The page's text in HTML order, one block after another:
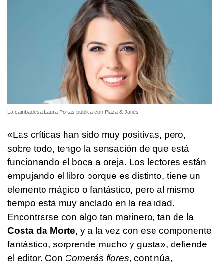
La cambadesa Laura Portas publica con Plaza & Janés
«Las críticas han sido muy positivas, pero,
sobre todo, tengo la sensación de que está
funcionando el boca a oreja. Los lectores están
empujando el libro porque es distinto, tiene un
elemento mágico o fantástico, pero al mismo
tiempo está muy anclado en la realidad.
Encontrarse con algo tan marinero, tan de la
Costa da Morte, y a la vez con ese componente
fantástico, sorprende mucho y gusta», defiende
el editor. Con Comerás flores, continúa,